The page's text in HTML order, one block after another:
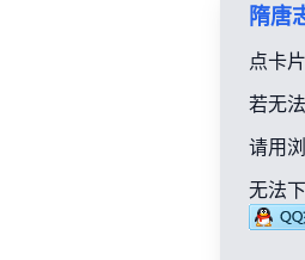
隋唐
点卡
若无
请用
无法